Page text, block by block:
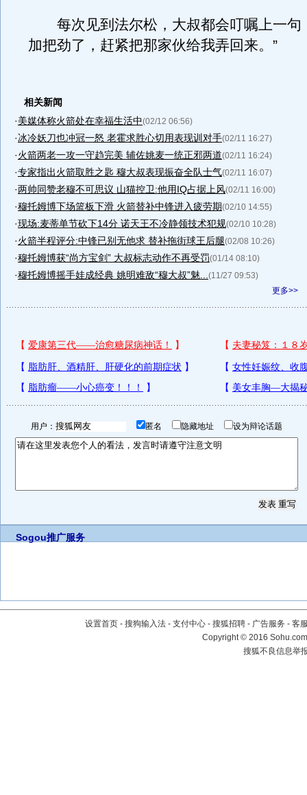
每次见到法尔松，大叔都会叮嘱上一句
加把劲了，赶紧把那家伙给我弄回来。”
相关新闻
·美媒体称火箭处在幸福生活中(02/12 06:56)
·冰冷妖刀也冲冠一怒 老霍求胜心切用表现训对手(02/11 16:27)
·火箭两老一攻一守趋完美 辅佐姚麦一统正邪两道(02/11 16:24)
·专家指出火箭取胜之匙 穆大叔表现振奋全队士气(02/11 16:07)
·两帅同赞老穆不可思议 山猫控卫:他用IQ占据上风(02/11 16:00)
·穆托姆博下场篮板下滑 火箭替补中锋进入疲劳期(02/10 14:55)
·现场:麦蒂单节砍下14分 诺天王不冷静领技术犯规(02/10 10:28)
·火箭半程评分:中锋已别无他求 替补拖街球王后腿(02/08 10:26)
·穆托姆博获“尚方宝剑” 大叔标志动作不再受罚(01/14 08:10)
·穆托姆博摇手娃成经典 姚明难敌“穆大叔”魅... (11/27 09:53)
更多>>
用户： 匿名 隐藏地址 设为辩论话题
Sogou推广服务
设置首页 - 搜狗输入法 - 支付中心 - 搜狐招聘 - 广告服务 - 客
Copyright©2016
搜狐不良信息举